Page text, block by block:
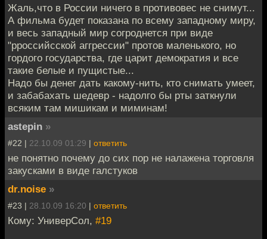
Жаль,что в России ничего в противовес не снимут...
А фильма будет показана по всему западному миру,
и весь западный мир согроднется при виде
"рроссийсской аггрессии" протов маленького, но
гордого государства, где царит демократия и все
такие белые и пущистые...
Надо бы денег дать какому-нить, кто снимать умеет,
и забабахать шедевр - надолго бы рты заткнули
всяким там мишикам и миминам!
astepin »
#22 | 22.10.09 01:29 | ответить
не понятно почему до сих пор не налажена торговля
закусками в виде галстуков
dr.noise »
#23 | 28.10.09 16:20 | ответить
Кому: УниверСол, #19